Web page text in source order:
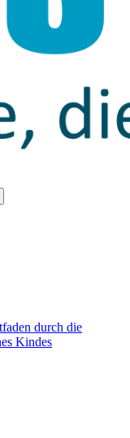
durch die
Kindes